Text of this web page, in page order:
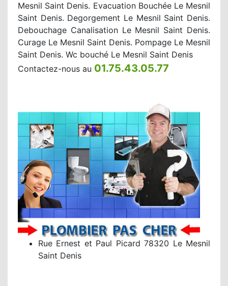
Mesnil Saint Denis. Evacuation Bouchée Le Mesnil
Saint Denis. Degorgement Le Mesnil Saint Denis.
Debouchage Canalisation Le Mesnil Saint Denis.
Curage Le Mesnil Saint Denis. Pompage Le Mesnil
Saint Denis. Wc bouché Le Mesnil Saint Denis
Contactez-nous au 01.75.43.05.77
Rue Ernest et Paul Picard 78320 Le Mesnil
Saint Denis